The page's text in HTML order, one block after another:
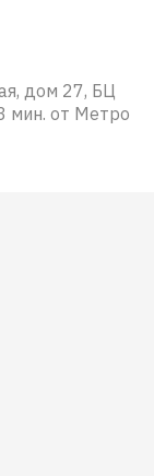
дом 27, БЦ
мин. от Метро